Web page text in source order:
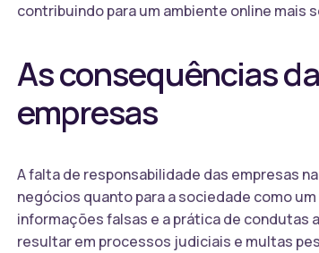
contribuindo para um ambiente online mais
As consequências
empresas
A falta de responsabilidade das empresas
negócios quanto para a sociedade como
informações falsas e a prática de condutas
resultar em processos judiciais e multas